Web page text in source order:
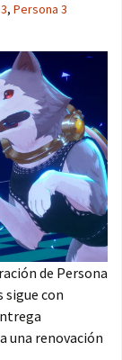
, Persona 3
de Persona
con
una renovación